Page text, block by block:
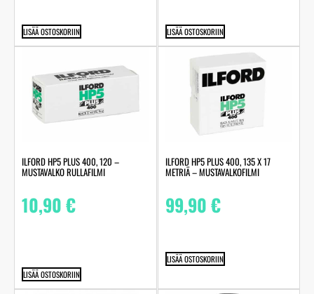
LISÄÄ OSTOSKORIIN LISÄÄ OSTOSKORIIN
ILFORD HP5 PLUS 400, 120 –
MUSTAVALKO RULLAFILMI
10,90€
LISÄÄ OSTOSKORIIN
ILFORD HP5 PLUS 400, 135 X 17
METRIÄ – MUSTAVALKOFILMI
99,90€
LISÄÄ OSTOSKORIIN